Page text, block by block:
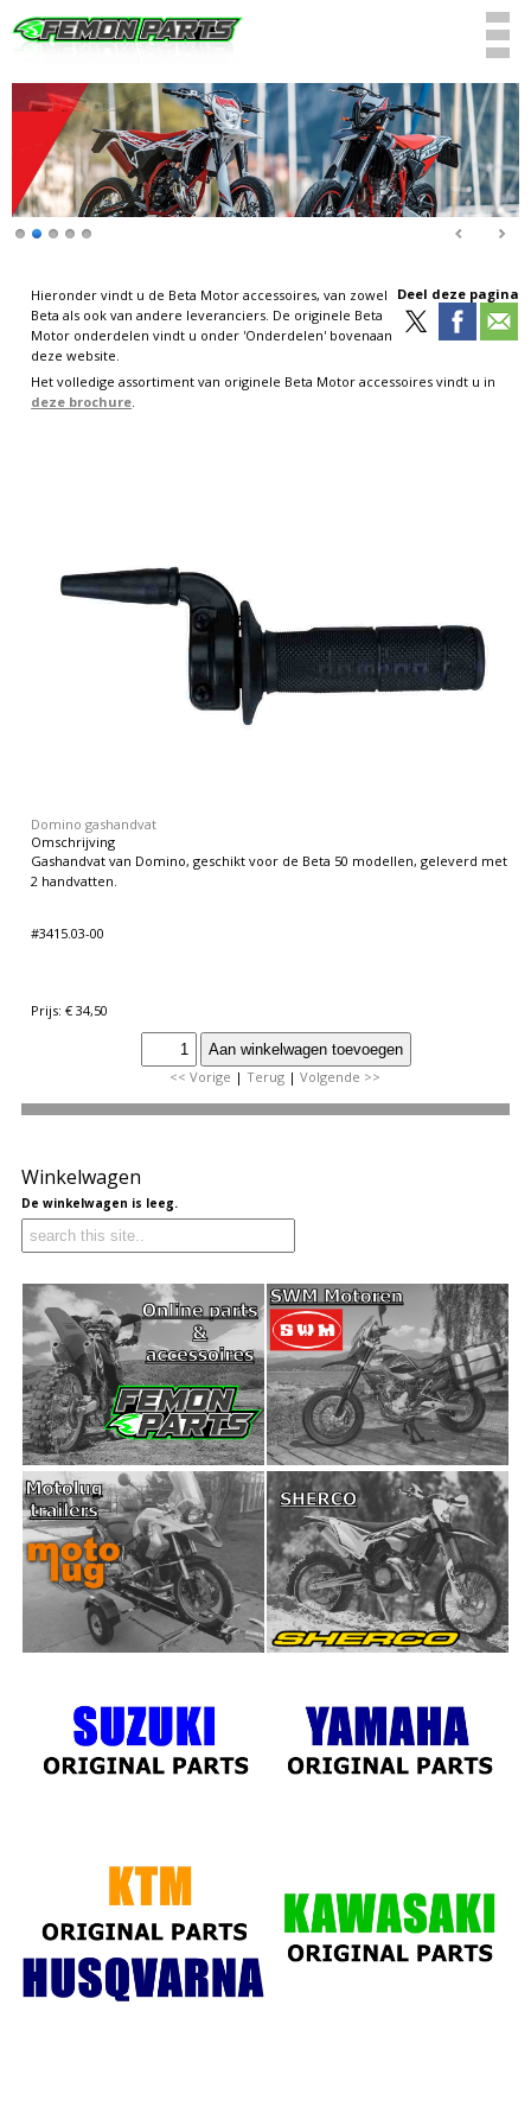
Deel deze pagina
Hieronder vindt u de Beta Motor accessoires, van zowel
Beta als ook van andere leveranciers. De originele Beta
Motor onderdelen vindt u onder 'Onderdelen' bovenaan
deze website.
Het volledige assortiment van originele Beta Motor accessoires vindt u in
deze brochure.
Domino gashandvat
Omschrijving
Gashandvat van Domino, geschikt voor de Beta 50 modellen, geleverd met
2 handvatten.
#3415.03-00
Prijs: € 34,50
<< Vorige |Terug |Volgende >>
Winkelwagen
De winkelwagen is leeg.